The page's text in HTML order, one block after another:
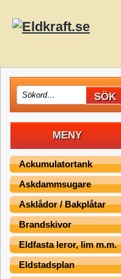
MENY
Ackumulatortank
Askdammsugare
Asklådor / Bakplåtar
Brandskivor
Eldfasta leror, lim m.m.
Eldstadsplan